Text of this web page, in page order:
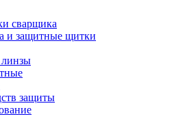
сварщика
и защитные щитки
линзы
защиты